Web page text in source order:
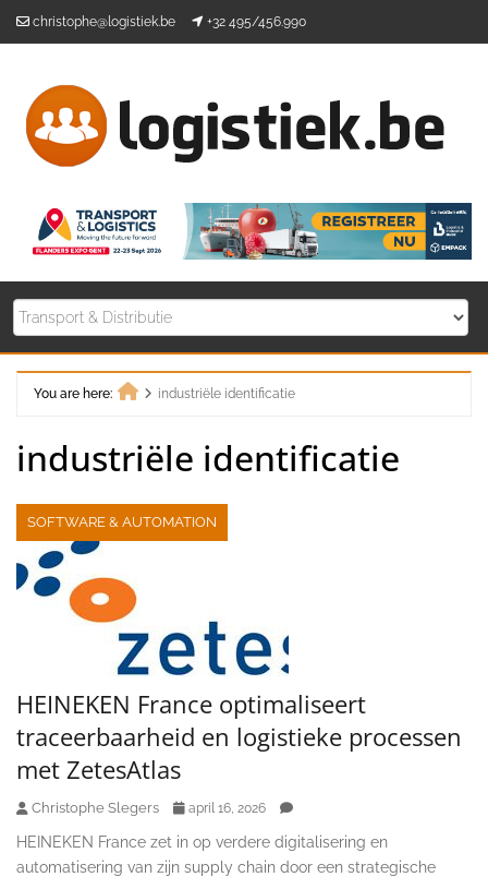
christophe@logistiek.be +32 495/456.990
You are here:
industriële identificatie
industriële identificatie
SOFTWARE & AUTOMATION
HEINEKEN France optimaliseert
traceerbaarheid en logistieke processen
met ZetesAtlas
Christophe Slegers april 16, 2026
HEINEKEN France zet in op verdere digitalisering en
automatisering van zijn supply chain door een strategische